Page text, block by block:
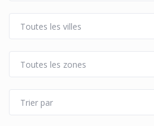
Toutes les villes
Toutes les zones
Trier par